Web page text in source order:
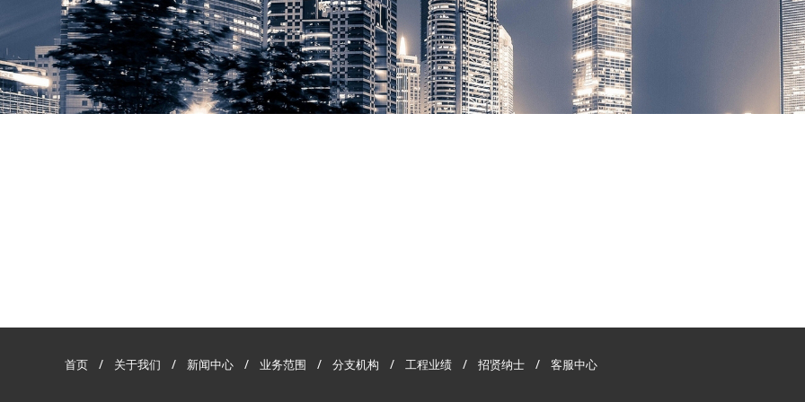
首页 / 关于我们 / 新闻中心 / 业务范围 / 分支机构 / 工程业绩 / 招贤纳士 / 客服中心